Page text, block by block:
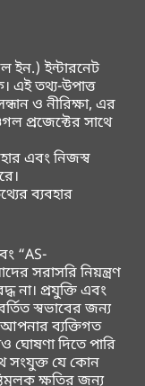
ইন্টারনেট
এই তথ্য-উপাত্ত
ও নীরিক্ষা, এর
প্রজেক্টের সাথে
এবং নিজস্ব
ব্যবহার
“AS-
সরাসরি নিয়ন্ত্রণ
না। প্রযুক্তি এবং
স্বভাবের জন্য
আপনার ব্যক্তিগত
ঘোষণা দিতে পারি
সংযুক্ত যে কোন
ক্ষতির জন্য